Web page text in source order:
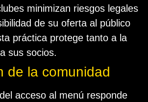
minimizan riesgos legales
de su oferta al público
práctica protege tanto a la
sus socios.
de la comunidad
acceso al menú responde